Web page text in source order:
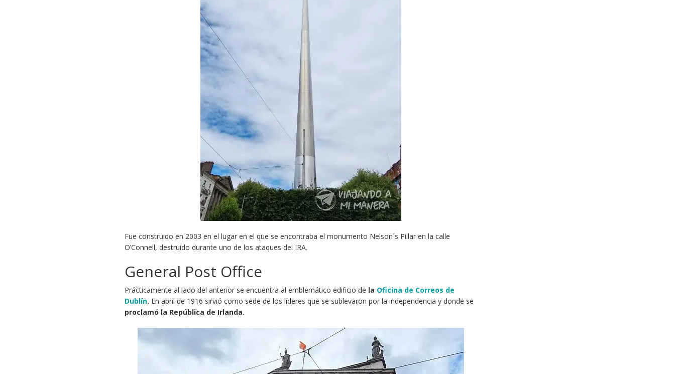
Fue construido en 2003 en el lugar en el que se encontraba el monumento Nelson´s Pillar en la calle
O’Connell, destruido durante uno de los ataques del IRA.
General Post Office
Prácticamente al lado del anterior se encuentra al emblemático edificio de la Oficina de Correos de
Dublín. En abril de 1916 sirvió como sede de los líderes que se sublevaron por la independencia y donde se
proclamó la República de Irlanda.